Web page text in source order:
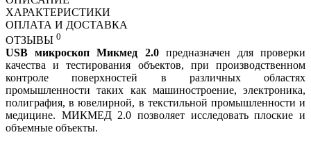
ХАРАКТЕРИСТИКИ
ОПЛАТА И ДОСТАВКА
ОТЗЫВЫ 0
USB микроскоп Микмед 2.0предназначен для проверки
качества и тестирования объектов, при производственном
контроле поверхностей в различных областях
промышленности таких как машиностроение, электроника,
полиграфия, в ювелирной, в текстильной промышленности и
медицине. МИКМЕД 2.0 позволяет исследовать плоские и
объемные объекты.